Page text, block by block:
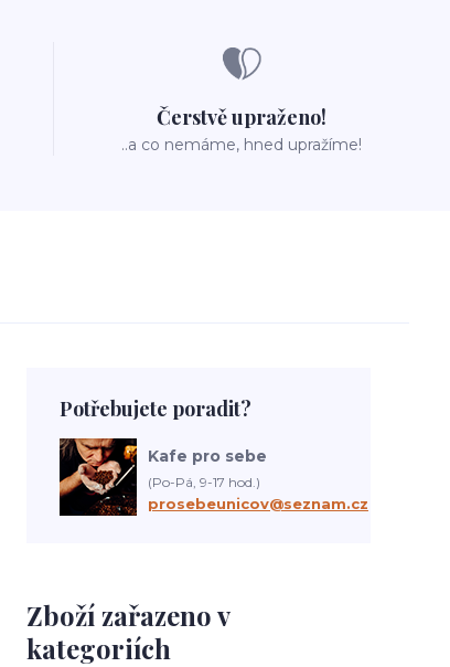
Čerstvě upraženo!
..a co nemáme, hned upražíme!
Zboží zařazeno v
kategoriích
Potřebujete poradit?
Kafe pro sebe
(Po-Pá, 9-17 hod.)
prosebeunicov@seznam.cz